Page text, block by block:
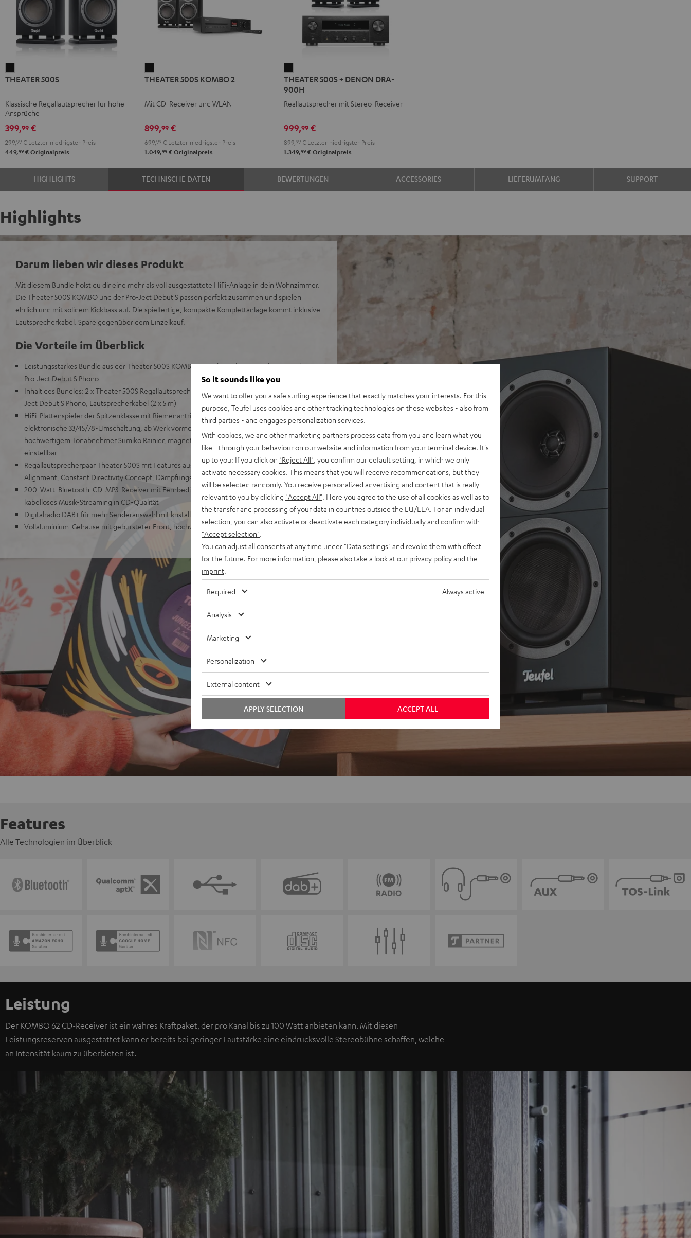
500S
THEATER 500S
Klassische Regallautsprecher für hohe
Ansprüche
399,99 €
299, 99 € Letzter niedrigster Preis
449,99 € Originalpreis
500S
2
THEATER 500S KOMBO 2
Mit CD-Receiver und WLAN
899,99€
699, 99€Letzter niedrigster Preis
1.049,99€Originalpreis
500S
+
DENON
900H
Schwarz
THEATER 500S + DENON DRA-
900H
Reallautsprecher mit Stereo-Receiver
999,99€
899, 99€Letzter niedrigster Preis
1.349,99€Originalpreis
HIGHLIGHTS TECHNISCHE DATEN BEWERTUNGEN ACCESSORIES LIEFERUMFANG SUPPORT
Highlights
Darum lieben wir dieses Produkt
Mit diesem Bundle holst du dir eine mehr als voll ausgestattete HiFi-Anlage in dein Wohnzimmer.
Die Theater 500S KOMBO und der Pro-Ject Debut S passen perfekt zusammen und spielen
ehrlich und mit solidem Kickbass auf. Die spielfertige, kompakte Komplettanlage kommt inklusive
Lautsprecherkabel. Spare gegenüber dem Einzelkauf.
Die Vorteile im Überblick
Leistungsstarkes Bundle aus der Theater 500S KOMBO Komplettanlage und Plattenspieler
Pro-Ject Debut S Phono
Inhalt des Bundles: 2 x Theater 500S Regallautsprecher, CD-Bluetooth-Stereo-Receiver, Pro-
Ject Debut S Phono, Lautsprecherkabel (2 x 5 m)
HiFi-Plattenspieler der Spitzenklasse mit Riemenantrieb, geeignet für LPs und Singles,
elektronische 33/45/78-Umschaltung, ab Werk vormontiert und eingestellter Tonarm mit
hochwertigem Tonabnehmer Sumiko Rainier, magnetisches Antiskating und Auflagekraft
einstellbar
Regallautsprecherpaar Theater 500S mit Features aus dem High-End-Bereich (Time
Alignment, Constant Directivity Concept, Dämpfungskammer, Downfiring Bassreflexsystem)
200-Watt-Bluetooth-CD-MP3-Receiver mit Fernbedienung, Bluetooth mit aptX und NFC für
kabelloses Musik-Streaming in CD-Qualität
Digitalradio DAB+ für mehr Senderauswahl mit kristallklarem Sound ohne Rauschen
Vollaluminium-Gehäuse mit gebürsteter Front, hochwertiger Fernbedienung aus Aluminium
Features
Alle Technologien im Überblick
Leistung
Der KOMBO 62 CD-Receiver ist ein wahres Kraftpaket, der pro Kanal bis zu 100 Watt anbieten kann. Mit diesen
Leistungsreserven ausgestattet kann er bereits bei geringer Lautstärke eine eindrucksvolle Stereobühne schaffen, welche
an Intensität kaum zu überbieten ist.
So it sounds like you
We want to offer you a safe surfing experience that exactly matches your interests. For this
purpose, Teufel uses cookies and other tracking technologies on these websites - also from
third parties - and engages personalization services.
With cookies, we and other marketing partners process data from you and learn what you
like - through your behaviour on our website and information from your terminal device. It's
up to you: If you click on "Reject All" , you confirm our default setting, in which we only
activate necessary cookies. This means that you will receive recommendations, but they
will be selected randomly. You receive personalized advertising and content that is really
relevant to you by clicking "Accept All" . Here you agree to the use of all cookies as well as to
the transfer and processing of your data in countries outside the EU/EEA. For an individual
selection, you can also activate or deactivate each category individually and confirm with
"Accept selection"
You can adjust all consents at any time under "Data settings" and revoke them with effect
for the future. For more information, please also take a look at our privacy policyand the
imprint
Required Always active
Analysis
Marketing
Personalization
External content
ACCEPT ALL
APPLY SELECTION